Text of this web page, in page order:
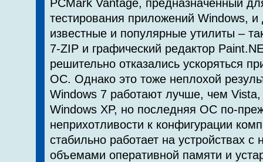
PCMark Vantage, предназначенный
тестирования приложений Windows, и
известные и популярные утилиты –
7-ZIP и графический редактор
решительно отказались ускоряться
ОС. Однако это тоже неплохой
Windows 7 работают лучше, чем
Windows XP, но последняя ОС по-
неприхотливости к конфигурации
стабильно работает на устройствах
объемами оперативной памяти и